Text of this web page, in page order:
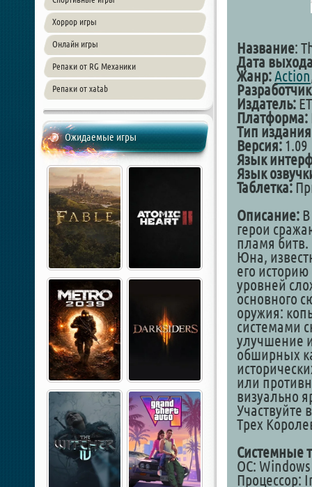
Хоррор игры
Онлайн игры
Репаки от RG Механики
Репаки от xatab
Ожидаемые игры
Название:
Дата
Жанр:Action
Издатель:
Платформа:
Тип
Версия: 1.09
Язык
Язык
Таблетка:
Описание:
герои
пламя битв.
Юна,
его
уровней
основного
оружия:
системами
улучшение
обширных
или
визуально
Участвуйте
Трех
Системные
ОС:
Процессор: